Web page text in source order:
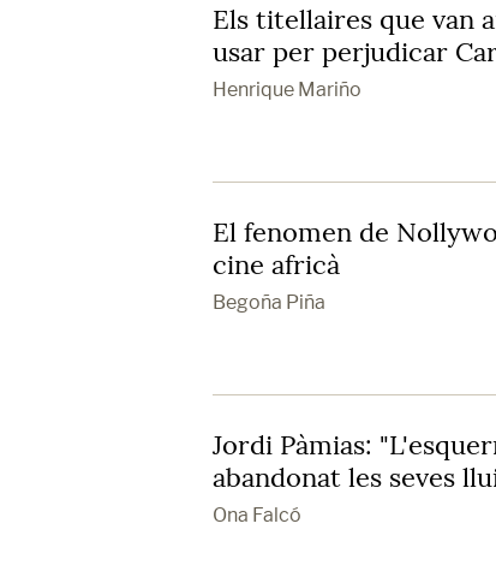
Els titellaires que van
usar per perjudicar
Henrique Mariño
El fenomen de
cine africà
Begoña Piña
Jordi Pàmias:
abandonat les seves
Ona Falcó